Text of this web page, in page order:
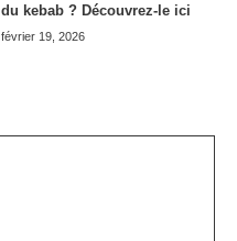
du kebab ? Découvrez-le ici
février 19, 2026